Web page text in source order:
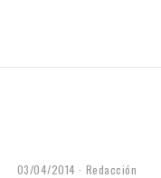
03/04/2014 Redacción